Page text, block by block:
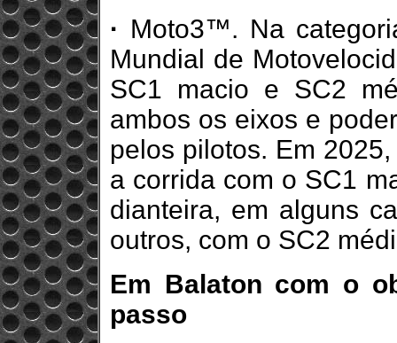
· Moto3™. Na
Mundial de
SC1 macio e SC2
ambos os eixos e
pelos pilotos. Em
a corrida com o SC1
dianteira, em alguns
outros, com o SC2
Em Balaton com o
passo